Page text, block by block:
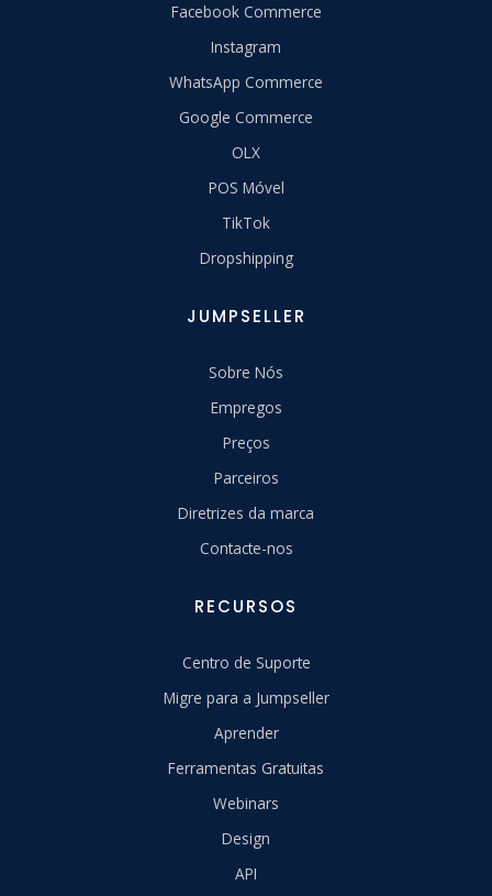
Facebook Commerce
Instagram
WhatsApp Commerce
Google Commerce
OLX
POS Móvel
TikTok
Dropshipping
JUMPSELLER
Sobre Nós
Empregos
Preços
Parceiros
Diretrizes da marca
Contacte-nos
RECURSOS
Centro de Suporte
Migre para a Jumpseller
Aprender
Ferramentas Gratuitas
Webinars
Design
API